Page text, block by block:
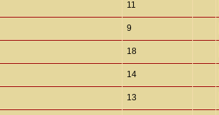
11
9
18
14
13